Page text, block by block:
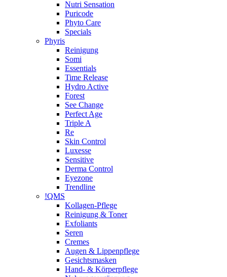
Nutri Sensation
Puricode
Phyto Care
Specials
Phyris
Reinigung
Somi
Essentials
Time Release
Hydro Active
Forest
See Change
Perfect Age
Triple A
Re
Skin Control
Luxesse
Sensitive
Derma Control
Eyezone
Trendline
!QMS
Kollagen-Pflege
Reinigung & Toner
Exfoliants
Seren
Cremes
Augen & Lippenpflege
Gesichtsmasken
Hand- & Körperpflege